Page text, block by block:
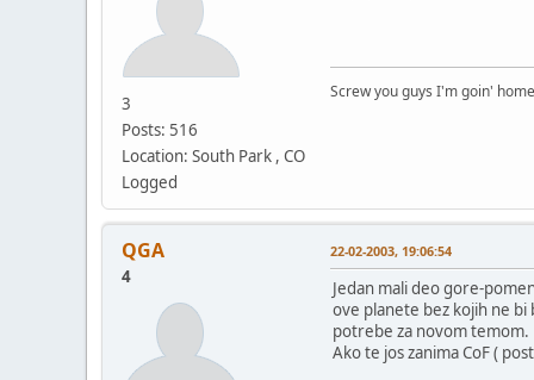
3
Posts: 516
Location: South Park , CO
Logged
Screw you guys I'm goin' home
QGA
4
22-02-2003, 19:06:54
Jedan mali deo gore-
ove planete bez kojih ne
potrebe za novom temom.
Ako te jos zanima CoF (